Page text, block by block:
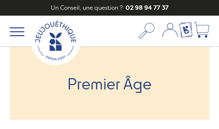
Un Conseil, une question ? 02 98 94 77 37
Mon compte
Ma liste
Premier Âge